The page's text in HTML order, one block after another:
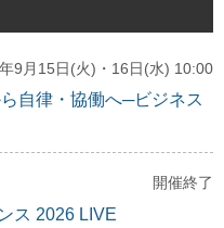
9月15日(火)・16日(水) 10:00
自律・協働へ─ビジネス
開催終了
ス 2026 LIVE